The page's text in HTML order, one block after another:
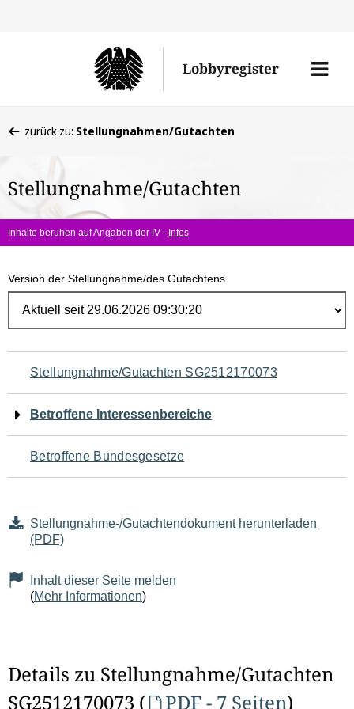
Lobbyregister
Menü
befinden
hier:
zurück zu: Stellungnahmen/Gutachten
Stellungnahme/Gutachten
Inhalte beruhen auf Angaben der IV - Infos
Version der Stellungnahme/des Gutachtens
Navigation
für
den
Seiteninhalt
Stellungnahme/Gutachten SG2512170073
Betroffene Interessenbereiche
Betroffene Bundesgesetze
Stellungnahme-/Gutachtendokument herunterladen
(PDF)
Inhalt dieser Seite melden
(Mehr Informationen)
Details zu Stellungnahme/Gutachten
SG2512170073 (
PDF - 7 Seiten)